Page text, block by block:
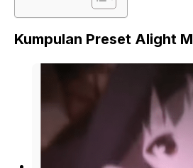
Kumpulan Preset Alight